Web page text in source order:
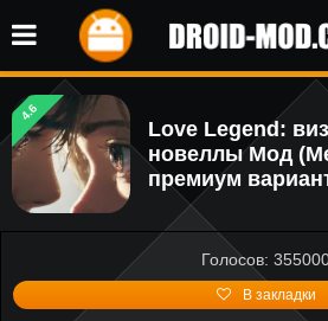
4.6
Love Legend:
новеллы Мод
премиум
Голосов:
В закладки